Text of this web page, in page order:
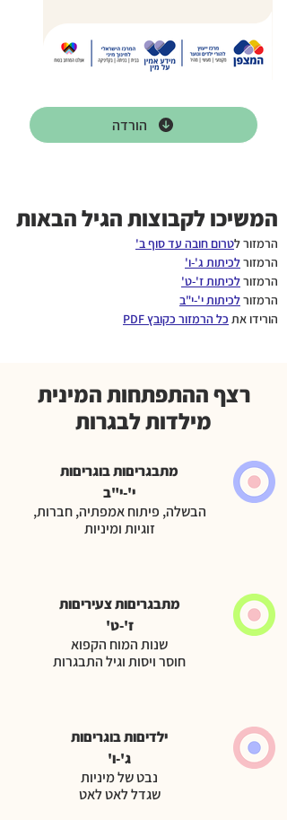
הורדה
המשיכו לקבוצות הגיל הבאות
הרמזור לטרום חובה עד סוף ב'
הרמזורלכיתות ג'-ו'
הרמזורלכיתות ז'-ט'
הרמזורלכיתות י'-י"ב
הורידו את כל הרמזור כקובץ PDF
רצף ההתפתחות המינית
מילדות לבגרות
מתבגריםות בוגריםות
י'-י"ב
הבשלה, פיתוח אמפתיה, חברות,
זוגיות ומיניות
מתבגריםות צעיריםות
ז'-ט'
שנות המוח הקפוא
חוסר ויסות וגיל התבגרות
ילדיםות בוגריםות
ג'-ו'
נבט של מיניות
שגדל לאט לאט